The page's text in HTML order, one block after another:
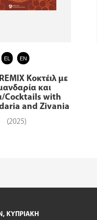
EL EN
Κοκτέιλ με
και
Cocktails with
and Zivania
(2025)
ΚΥΠΡΙΑΚΗ